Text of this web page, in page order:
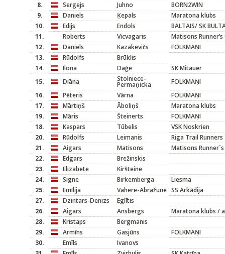
8.
Sergejs Juhno
BORN2WIN
9.
Daniels Ķepals
Maratona klubs
10.
Edijs Endols
BALTAIS/ SK
11.
Roberts Vicvagaris
Matisons Runner’s
12.
Daniels Kazakevičs
FOLKMAŅI
13.
Rūdolfs
Brūklis
14.
Ilona Daģe
SK Mitauer
15.
Diāna Stolniece-
Permaņicka
FOLKMAŅI
16.
Pēteris Vārna
FOLKMAŅI
17.
Mārtiņš Āboliņš
Maratona klubs
19.
Māris Šteinerts
FOLKMAŅI
18.
Kaspars Tūbelis
VSK Noskrien
20.
Rūdolfs Leimanis
Riga Trail Runners
21.
Aigars Matisons
Matisons Runner`s
22.
Edgars
Brežinskis
23.
Elizabete
Kiršteine
24.
Signe Birkemberga
Liesma
25.
Emīlija Vahere-Abražune SS Arkādija
27.
Dzintars-Denizs
Eglītis
26.
Aigars Ansbergs
Maratona klubs /
28.
Kristaps
Bergmanis
29.
Armīns Gasjūns
FOLKMAŅI
30.
Emīls
Ivanovs